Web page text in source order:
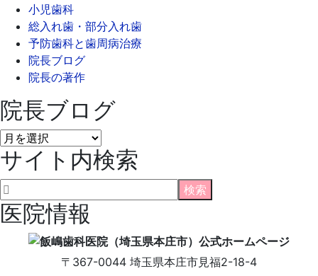
小児歯科
総入れ歯・部分入れ歯
予防歯科と歯周病治療
院長ブログ
院長の著作
院長ブログ
院
長
ブ
ロ
グ
サイト内検索
医院情報
〒367-0044 埼玉県本庄市見福2-18-4